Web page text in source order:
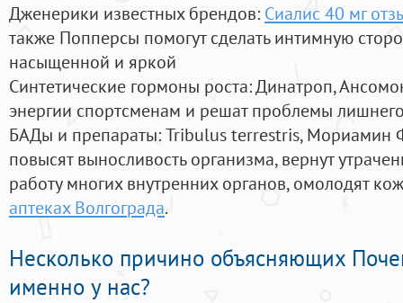
Дженерики известных брендов: Сиалис 40 мг
также Попперсы помогут сделать интимную
насыщенной и яркой
Синтетические гормоны роста: Динатроп,
энергии спортсменам и решат проблемы
БАДы и препараты:Tribulus terrestris, Мориамин
повысят выносливость организма, вернут
работу многих внутренних органов, омолодят
аптеках Волгограда.
Несколько причино объясняющих
именно у нас?